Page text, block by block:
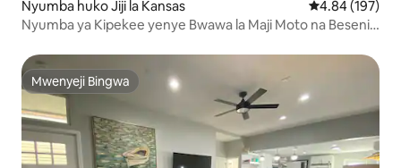
Nyumba huko Jiji la Kansas Ukadiriaji wa
4.84 (197)
Nyumba ya Kipekee yenye Bwawa la Maji Moto na Beseni
Mwenyeji Bingwa
Mwenyeji Bingwa